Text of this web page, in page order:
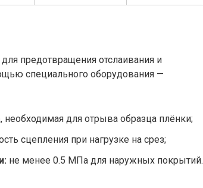
предотвращения отслаивания и
специального оборудования —
необходимая для отрыва образца плёнки;
сцепления при нагрузке на срез;
не менее 0.5 МПа для наружных покрытий.